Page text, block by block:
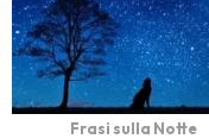
Frasi sulla Notte